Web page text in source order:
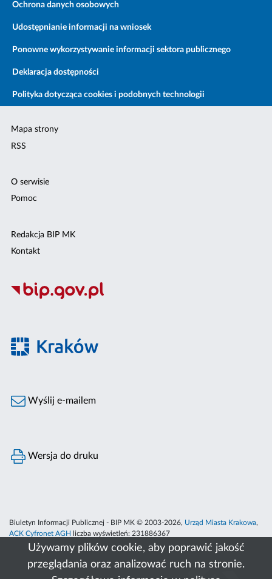
Używamy plików cookie, aby poprawić jakość
przeglądania oraz analizować ruch na stronie.
Ochrona danych osobowych
Udostępnianie informacji na wniosek
Ponowne wykorzystywanie informacji sektora publicznego
Deklaracja dostępności
Polityka dotycząca cookies i podobnych technologii
Mapa strony
RSS
O serwisie
Pomoc
Redakcja BIP MK
Kontakt
Wyślij e-mailem
Wersja do druku
Biuletyn Informacji Publicznej - BIP MK © 2003-2026, Urząd Miasta Krakowa,
ACK Cyfronet AGH
liczba wyświetleń: 231886367